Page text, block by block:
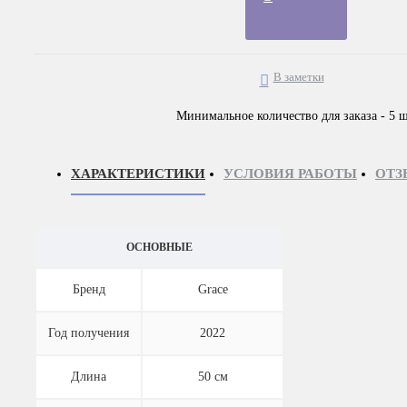
В заметки
Минимальное количество для заказа - 5
ХАРАКТЕРИСТИКИ УСЛОВИЯ РАБОТЫ
ОСНОВНЫЕ
Бренд Grace
Год получения 2022
Длина 50 см